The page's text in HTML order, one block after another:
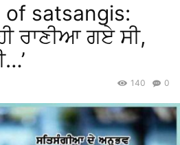
of satsangis:
ਰਾਣੀਆ ਗਏ ਸੀ,
0
140